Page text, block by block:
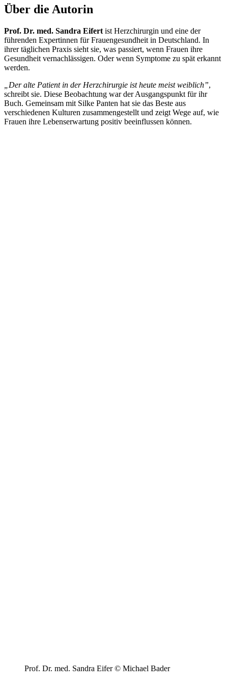
Über die Autorin
Prof. Dr. med. Sandra Eifert ist Herzchirurgin und eine der
führenden Expertinnen für Frauengesundheit in Deutschland. In
ihrer täglichen Praxis sieht sie, was passiert, wenn Frauen ihre
Gesundheit vernachlässigen. Oder wenn Symptome zu spät erkannt
werden.
„Der alte Patient in der Herzchirurgie ist heute meist weiblich”,
schreibt sie. Diese Beobachtung war der Ausgangspunkt für ihr
Buch. Gemeinsam mit Silke Panten hat sie das Beste aus
verschiedenen Kulturen zusammengestellt und zeigt Wege auf, wie
Frauen ihre Lebenserwartung positiv beeinflussen können.
Prof. Dr. med. Sandra Eifer © Michael Bader